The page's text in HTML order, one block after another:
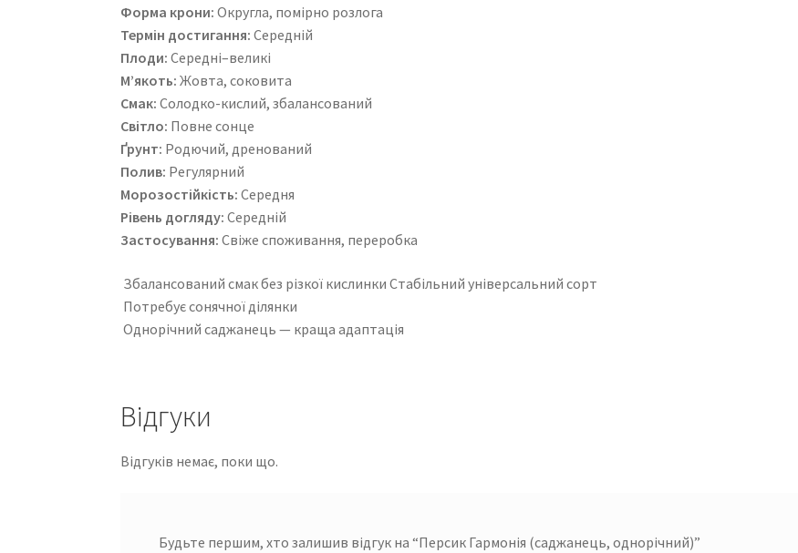
Форма крони: Округла, помірно розлога
Термін достигання: Середній
Плоди: Середні–великі
М’якоть: Жовта, соковита
Смак: Солодко-кислий, збалансований
Світло: Повне сонце
Ґрунт: Родючий, дренований
Полив: Регулярний
Морозостійкість: Середня
Рівень догляду: Середній
Застосування: Свіже споживання, переробка
Збалансований смак без різкої кислинки Стабільний універсальний сорт
Потребує сонячної ділянки
Однорічний саджанець — краща адаптація
Відгуки
Відгуків немає, поки що.
Будьте першим, хто залишив відгук на “Персик Гармонія (саджанець, однорічний)”